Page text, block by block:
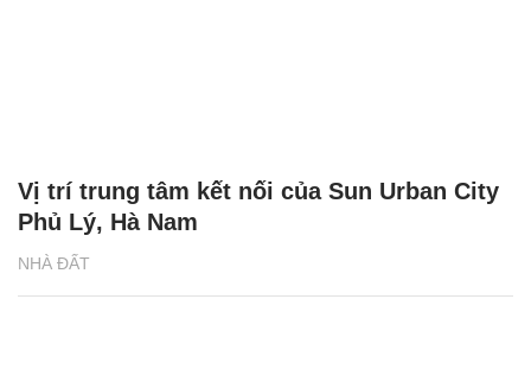
NHÀ ĐẤT
Vị trí trung tâm kết nối của Sun Urban City
Phủ Lý, Hà Nam